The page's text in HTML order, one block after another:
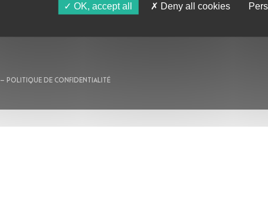
ASTRO TV
– POLITIQUE DE CONFIDENTIALITÉ
OK, accept all Deny all cookies